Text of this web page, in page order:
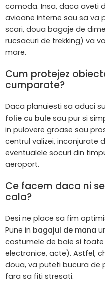
comoda. Insa, daca aveti
avioane interne sau sa va
scari, doua bagaje de
rucsacuri de trekking) va
mare.
Cum protejez
cumparate?
Daca planuiesti sa aduci
folie cu bule sau pur si
in pulovere groase sau
centrul valizei, inconjurate
eventualele socuri din
aeroport.
Ce facem daca ni
cala?
Desi ne place sa fim
Pune in bagajul de mana
costumele de baie si
electronice, acte). Astfel,
doua, va puteti bucura de
fara sa fiti stresati.